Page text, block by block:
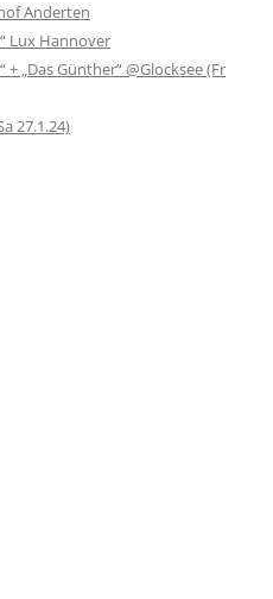
Anderten
Lux Hannover
„Das Günther“ @Glocksee (Fr
27.1.24)